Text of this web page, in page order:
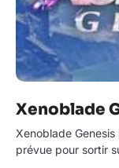
Xenoblade
Xenoblade
prévue pour sortir